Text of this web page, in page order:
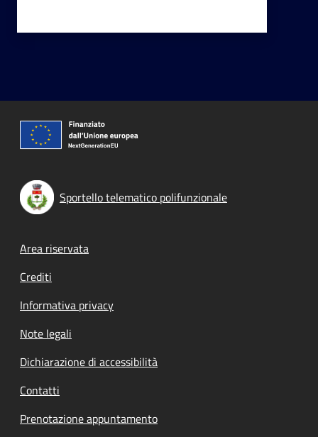
Sportello telematico polifunzionale
Footer menu
Area riservata
Crediti
Informativa privacy
Note legali
Dichiarazione di accessibilità
Contatti
Prenotazione appuntamento